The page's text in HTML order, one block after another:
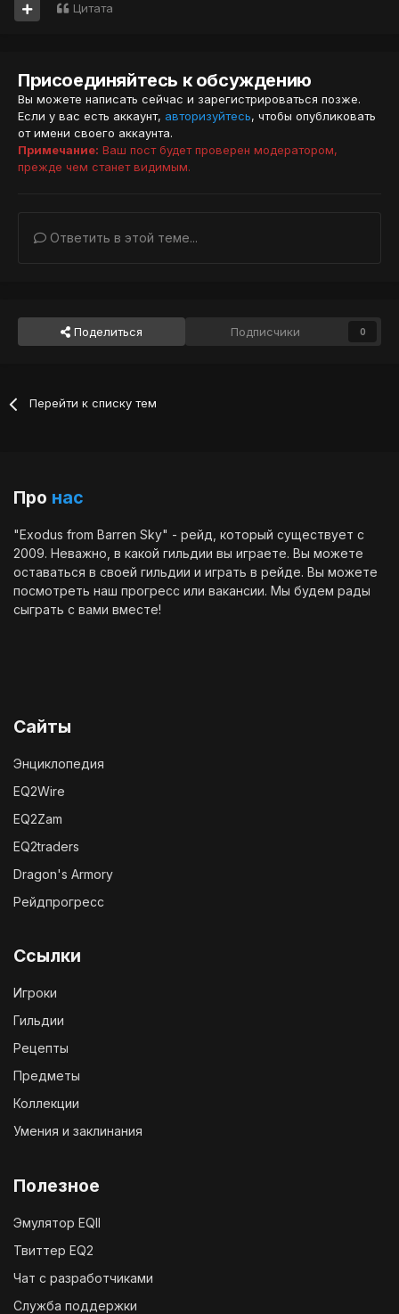
Цитата
Присоединяйтесь к обсуждению
Вы можете написать сейчас и зарегистрироваться позже.
Если у вас есть аккаунт, авторизуйтесь, чтобы опубликовать
от имени своего аккаунта.
Примечание: Ваш пост будет проверен модератором,
прежде чем станет видимым.
Ответить в этой теме...
Поделиться Подписчики 0
Перейти к списку тем
Про нас
"Exodus from Barren Sky" - рейд, который существует с
2009. Неважно, в какой гильдии вы играете. Вы можете
оставаться в своей гильдии и играть в рейде. Вы можете
посмотреть наш прогресс или вакансии. Мы будем рады
сыграть с вами вместе!
Сайты
Энциклопедия
EQ2Wire
EQ2Zam
EQ2traders
Dragon's Armory
Рейдпрогресс
Ссылки
Игроки
Гильдии
Рецепты
Предметы
Коллекции
Умения и заклинания
Полезное
Эмулятор EQII
Твиттер EQ2
Чат с разработчиками
Служба поддержки